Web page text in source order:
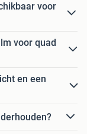
voor
voor quad
en een